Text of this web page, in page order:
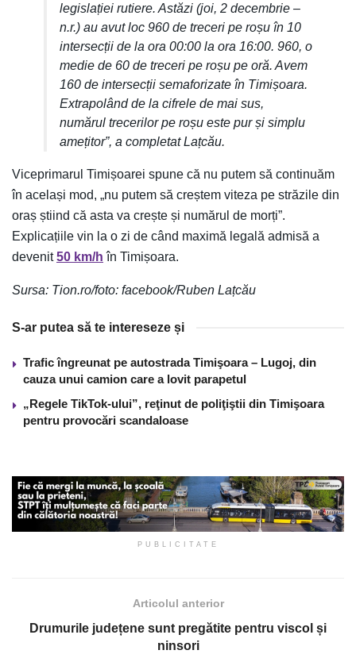
legislației rutiere. Astăzi (joi, 2 decembrie –
n.r.) au avut loc 960 de treceri pe roșu în 10
intersecții de la ora 00:00 la ora 16:00. 960, o
medie de 60 de treceri pe roșu pe oră. Avem
160 de intersecții semaforizate în Timișoara.
Extrapolând de la cifrele de mai sus,
numărul trecerilor pe roșu este pur și simplu
amețitor”, a completat Lațcău.
Viceprimarul Timișoarei spune că nu putem să continuăm
în același mod, „nu putem să creștem viteza pe străzile din
oraș știind că asta va crește și numărul de morți”.
Explicațiile vin la o zi de când maximă legală admisă a
devenit50 km/h în Timișoara.
Sursa: Tion.ro/foto: facebook/Ruben Lațcău
S-ar putea să te intereseze și
Trafic îngreunat pe autostrada Timişoara – Lugoj, din
cauza unui camion care a lovit parapetul
„Regele TikTok-ului”, reţinut de poliţiştii din Timişoara
pentru provocări scandaloase
PUBLICITATE
Articolul anterior
Drumurile județene sunt pregătite pentru viscol și
ninsori